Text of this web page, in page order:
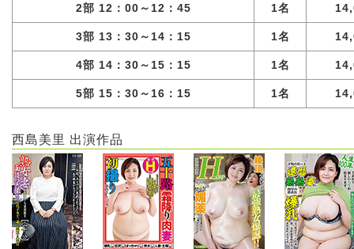
2部 12：00～12：45 1名
3部 13：30～14：15 1名
4部 14：30～15：15 1名
5部 15：30～16：15 1名
西島美里 出演作品